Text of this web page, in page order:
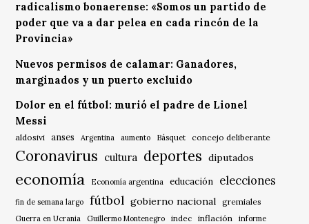
radicalismo bonaerense: «Somos un partido de
poder que va a dar pelea en cada rincón de la
Provincia»
Nuevos permisos de calamar: Ganadores,
marginados y un puerto excluido
Dolor en el fútbol: murió el padre de Lionel
Messi
aldosivi anses Argentina aumento Básquet concejo deliberante
Coronavirus cultura deportes diputados
economía Economía argentina educación elecciones
fin de semana largo fútbol gobierno nacional gremiales
Guerra en Ucrania Guillermo Montenegro indec inflación informe